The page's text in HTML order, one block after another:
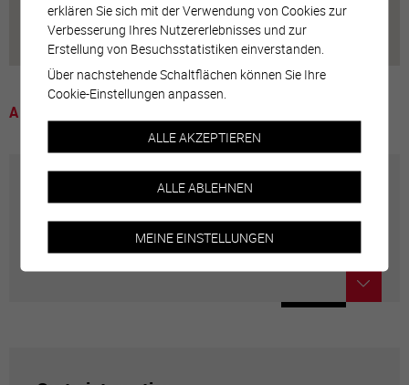
A voir
Annuaire communal
Adresses utiles en ville de Sierre
erklären Sie sich mit der Verwendung von Cookies zur
Verbesserung Ihres Nutzererlebnisses und zur
Erstellung von Besuchsstatistiken einverstanden.
Über nachstehende Schaltflächen können Sie Ihre
Cookie-Einstellungen anpassen.
ALLE AKZEPTIEREN
ALLE ABLEHNEN
MEINE EINSTELLUNGEN